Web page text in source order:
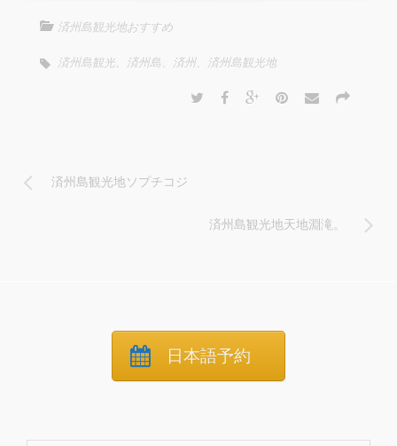
済州島観光地おすすめ
済州島観光、済州島、済州、済州島観光地
済州島観光地ソプチコジ
済州島観光地天地淵滝。
日本語予約